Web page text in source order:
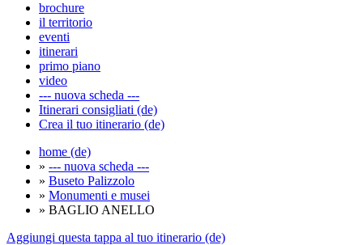
brochure
il territorio
eventi
itinerari
primo piano
video
--- nuova scheda ---
Itinerari consigliati (de)
Crea il tuo itinerario (de)
home (de)
» --- nuova scheda ---
» Buseto Palizzolo
» Monumenti e musei
» BAGLIO ANELLO
Aggiungi questa tappa al tuo itinerario (de)